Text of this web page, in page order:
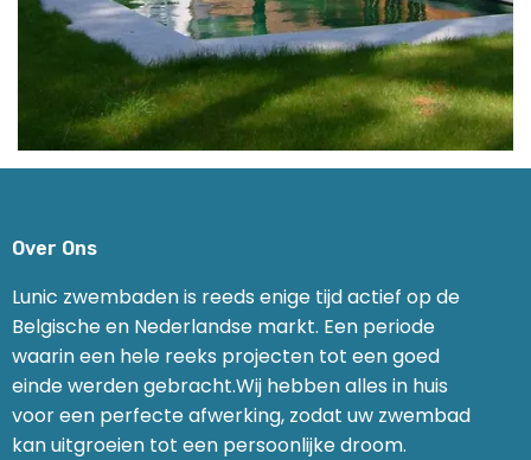
Over Ons
Lunic zwembaden is reeds enige tijd actief op de
Belgische en Nederlandse markt. Een periode
waarin een hele reeks projecten tot een goed
einde werden gebracht.Wij hebben alles in huis
voor een perfecte afwerking, zodat uw zwembad
kan uitgroeien tot een persoonlijke droom.